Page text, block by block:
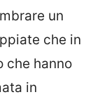
un
che in
che hanno
in